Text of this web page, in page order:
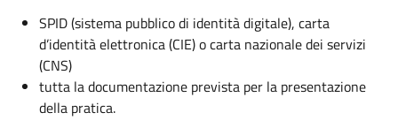
SPID (sistema pubblico di identità digitale), carta
d’identità elettronica (CIE) o carta nazionale dei servizi
(CNS)
tutta la documentazione prevista per la presentazione
della pratica.